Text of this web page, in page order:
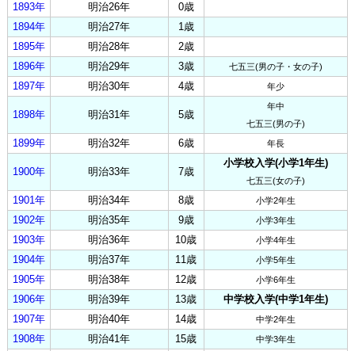
1893年
明治26年
0歳
1894年
明治27年
1歳
1895年
明治28年
2歳
1896年
明治29年 3歳 七五三(男の子・女の子)
1897年 明治30年 4歳 年少
1898年 明治31年 5歳
年中
七五三(男の子)
1899年 明治32年 6歳 年長
1900年 明治33年 7歳
小学校入学(小学1年生)
七五三(女の子)
1901年 明治34年 8歳 小学2年生
1902年 明治35年 9歳 小学3年生
1903年 明治36年 10歳 小学4年生
1904年 明治37年 11歳 小学5年生
1905年 明治38年 12歳 小学6年生
1906年 明治39年 13歳
中学校入学(中学1年生)
1907年
明治40年 14歳 中学2年生
1908年 明治41年 15歳 中学3年生